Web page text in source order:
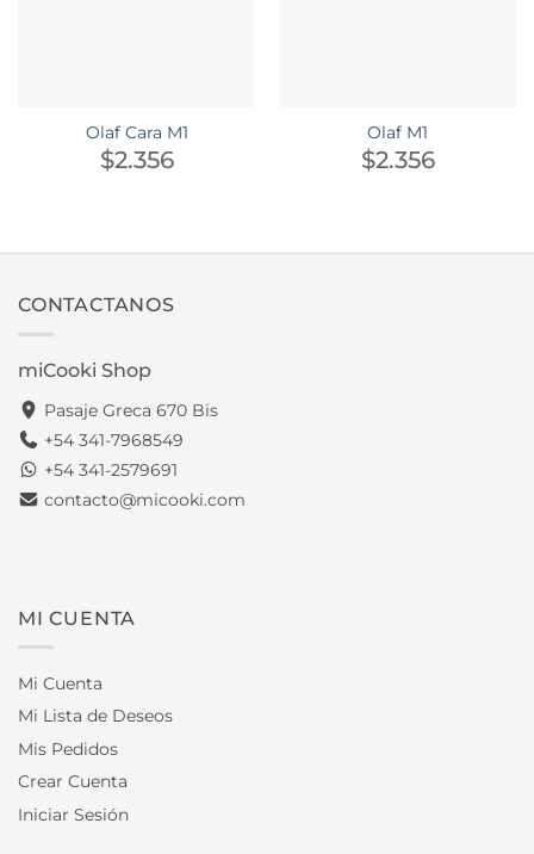
Olaf Cara M1
$2.356
Olaf M1
$2.356
CONTACTANOS
miCooki Shop
Pasaje Greca 670 Bis
+54 341-7968549
+54 341-2579691
contacto@micooki.com
MI CUENTA
Mi Cuenta
Mi Lista de Deseos
Mis Pedidos
Crear Cuenta
Iniciar Sesión